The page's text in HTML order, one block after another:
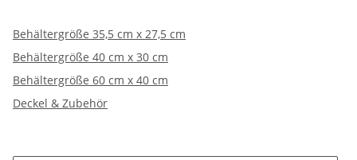
Behältergröße 35,5 cm x 27,5 cm
Behältergröße 40 cm x 30 cm
Behältergröße 60 cm x 40 cm
Deckel & Zubehör